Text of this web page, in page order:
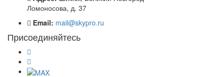
Ломоносова, д. 37
Email: mail@skypro.ru
Присоединяйтесь